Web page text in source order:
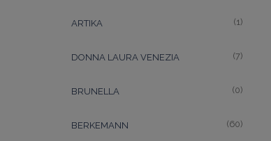
ARTIKA (1)
DONNA LAURA VENEZIA (7)
BRUNELLA (0)
BERKEMANN (60)